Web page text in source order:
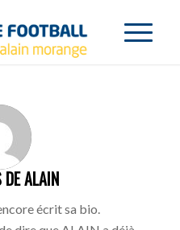
DEALAIN
écrit sa bio.